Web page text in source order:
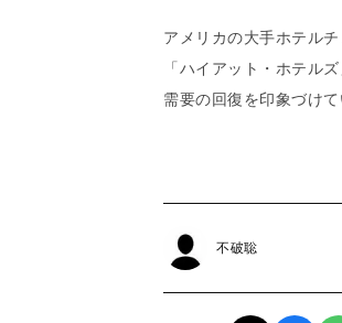
アメリカの大手ホテル
「ハイアット・ホテル
需要の回復を印象づけ
不破聡